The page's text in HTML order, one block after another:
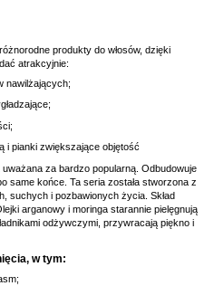
produkty do włosów, dzięki
atrakcyjnie:
nawilżających;
i pianki zwiększające objętość
za bardzo popularną. Odbudowuje
same końce. Ta seria została stworzona z
suchych i pozbawionych życia. Skład
arganowy i moringa starannie pielęgnują
odżywczymi, przywracają piękno i
w tym: